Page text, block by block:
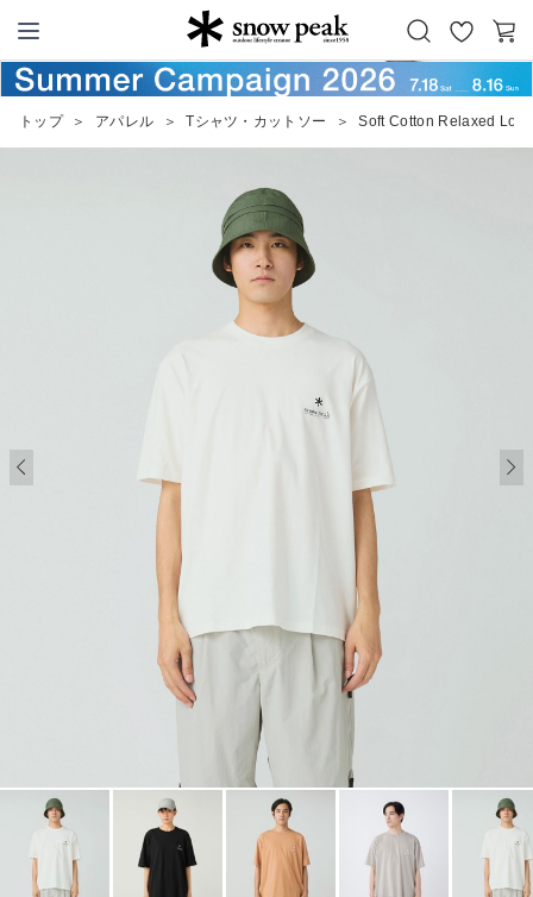
Snow Peak
お
気
カ
ー
トップ ＞ アパレル ＞ Tシャツ・カットソー ＞ Soft Cotton Relaxed